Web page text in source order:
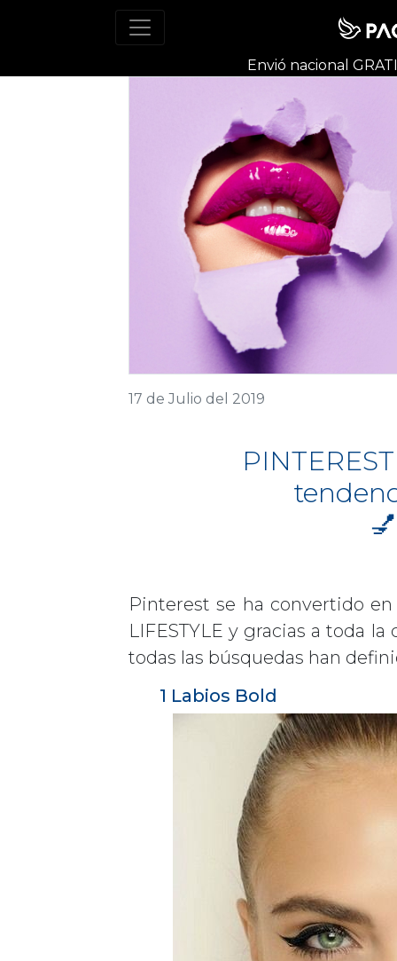
Envió nacional
17 de Julio del 2019
Pinterest se ha convertido
LIFESTYLE y gracias a toda
todas las búsquedas han
1 Labios Bold